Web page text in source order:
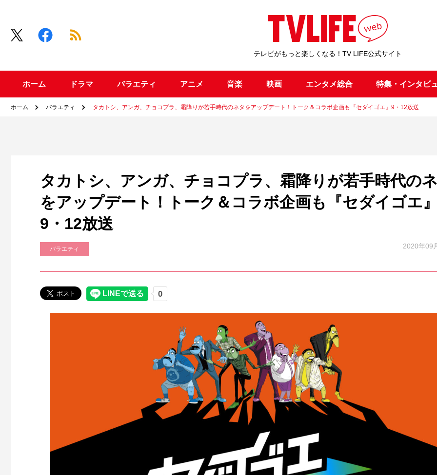
テレビがもっと楽しくなる！TV LIFE公式サイト
ホーム ドラマ バラエティ アニメ 音楽 映画 エンタメ総合 特集・インタビ
ホーム バラエティ タカトシ、アンガ、チョコプラ、霜降りが若手時代のネタをアップデート！トーク＆コラボ企画も『セダイゴエ』9・12放送
タカトシ、アンガ、チョコプラ、霜降りが若手時代の
をアップデート！トーク＆コラボ企画も『セダイゴエ
9・12放送
バラエティ 2020年09